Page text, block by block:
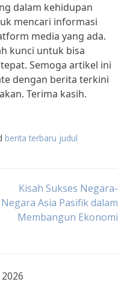
dalam kehidupan
mencari informasi
media yang ada.
kunci untuk bisa
Semoga artikel ini
dengan berita terkini
Terima kasih.
berita terbaru judul
Kisah Sukses Negara-
Negara Asia Pasifik dalam
Membangun Ekonomi